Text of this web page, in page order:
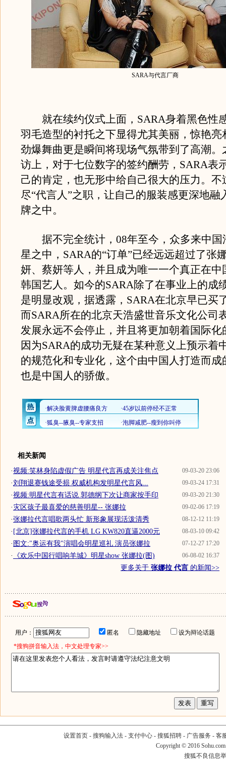
SARA与代言厂商
就在续约仪式上面，SARA身着黑色性
羽毛造型的衬托之下显得尤其美丽，惊艳亮
劲爆舞曲更是瞬间将现场气氛带到了高潮。
访上，对于七位数字的签约酬劳，SARA表
己的肯定，也无形中给自己很大的压力。不
尽“代言人”之职，让自己的服装感更深地融
牌之中。
据不完全统计，08年至今，众多来中国
星之中，SARA的“订单”已经远远超过了张
妍、蔡妍等人，并且成为唯一一个真正在中
韩国艺人。如今的SARA除了在事业上的成
是明显改观，据透露，SARA在北京早已买
而SARA所在的北京天浩盛世音乐文化公司
发展永远不会停止，并且将更加朝着国际化
因为SARA的成功无疑在某种意义上预示着
的规范化和专业化，这个由中国人打造而成
也是中国人的骄傲。
相关新闻
09-03-20 23:06
·视频:笑林身陷虚假广告 明星代言再成关注焦点
09-03-24 17:31
·刘翔退赛钱途受损 权威机构发明星代言风...
09-03-20 21:30
·视频:明星代言有话说 郭德纲下次让商家按手印
09-02-06 17:19
·灾区孩子最喜爱的慈善明星-- 张娜拉
08-12-12 11:19
·张娜拉代言唱歌两头忙 新形象展现活泼清秀
08-03-10 09:42
·[北京]张娜拉代言的手机 LG KW820直逼2000元
07-12-27 17:20
·图文:"奥运有我"演唱会明星巡礼 演员张娜拉
06-08-02 16:37
·
《欢乐中国行唱响羊城》明星show 张娜拉(图)
更多关于 张娜拉 代言 的新闻>>
用户： 匿名 隐藏地址
设为辩论话题
*搜狗拼音输入法，中文处理专家>>
设置首页- 搜狗输入法- 支付中心- 搜狐招聘- 广告服务 - 客
Copyright © 2016
搜狐不良信息